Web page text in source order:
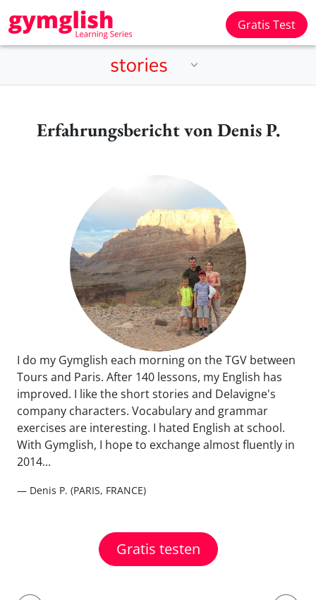
Gratis Test
Erfahrungsbericht von Denis P.
I do my Gymglish each morning on the TGV between
Tours and Paris. After 140 lessons, my English has
improved. I like the short stories and Delavigne's
company characters. Vocabulary and grammar
exercises are interesting. I hated English at school.
With Gymglish, I hope to exchange almost fluently in
2014...
— Denis P. (PARIS, FRANCE)
Gratis testen